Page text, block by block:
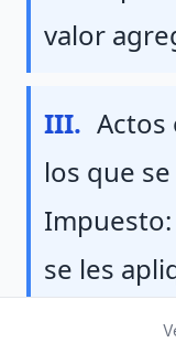
valor
Fraccion
III. Actos
los que
se les
16% y